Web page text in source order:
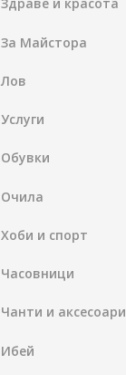
За Майстора
Лов
Услуги
Обувки
Очила
Хоби и спорт
Часовници
Чанти и аксесоари
Ибей